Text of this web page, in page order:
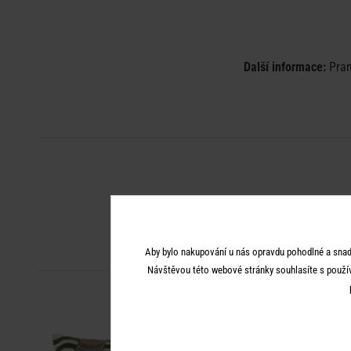
Další informace:
Aby bylo nakupování u nás opravdu pohodlné a
Návštěvou této webové stránky souhlasíte s